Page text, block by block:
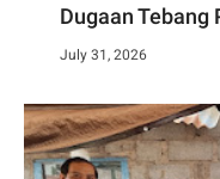
Dugaan
July 31, 2026